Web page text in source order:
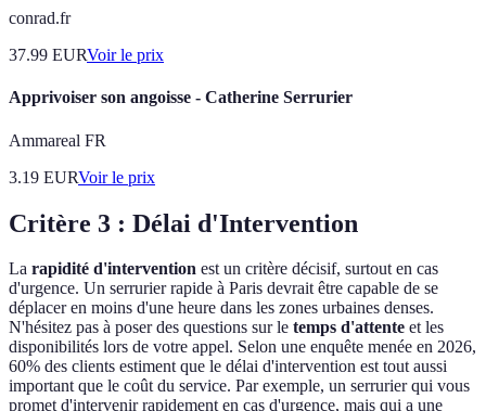
conrad.fr
37.99 EURVoir le prix
Apprivoiser son angoisse - Catherine Serrurier
Ammareal FR
3.19 EURVoir le prix
Critère 3 : Délai d'Intervention
La rapidité d'intervention est un critère décisif, surtout en cas
d'urgence. Un serrurier rapide à Paris devrait être capable de se
déplacer en moins d'une heure dans les zones urbaines denses.
N'hésitez pas à poser des questions sur le temps d'attente et les
disponibilités lors de votre appel. Selon une enquête menée en 2026,
60% des clients estiment que le délai d'intervention est tout aussi
important que le coût du service. Par exemple, un serrurier qui vous
promet d'intervenir rapidement en cas d'urgence, mais qui a une